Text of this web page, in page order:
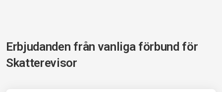
Erbjudanden från vanliga förbund för
Skatterevisor